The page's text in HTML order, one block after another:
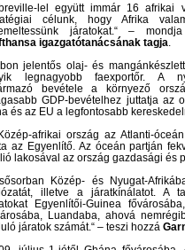
lel együtt immár 16 afrikai
célunk, hogy Afrika
járatokat.“ –
igazgatótanácsának tagja.
jelentős olaj- és
legnagyobb faexportőr. A
bevétele a környező
GDP-bevételhez juttatja az
és az EU a legfontosabb
afrikai ország az Atlanti-
az Egyenlítő. Az óceán partján
lakosával az ország gazdasági és
Közép- és Nyugat-
illetve a járatkínálatot. A
Egyenlítői-Guinea
Luandaba, ahová
járatok számát.“ – teszi hozzá